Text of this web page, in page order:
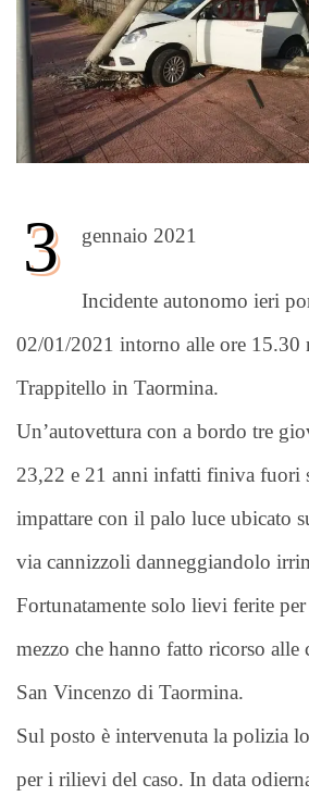
3 gennaio 2021
Incidente autonomo ieri
02/01/2021 intorno alle ore 15.30
Trappitello in Taormina.
Un’autovettura con a bordo tre
23,22 e 21 anni infatti finiva fuori
impattare con il palo luce ubicato
via cannizzoli danneggiandolo
Fortunatamente solo lievi ferite
mezzo che hanno fatto ricorso alle
San Vincenzo di Taormina.
Sul posto è intervenuta la polizia
per i rilievi del caso. In data